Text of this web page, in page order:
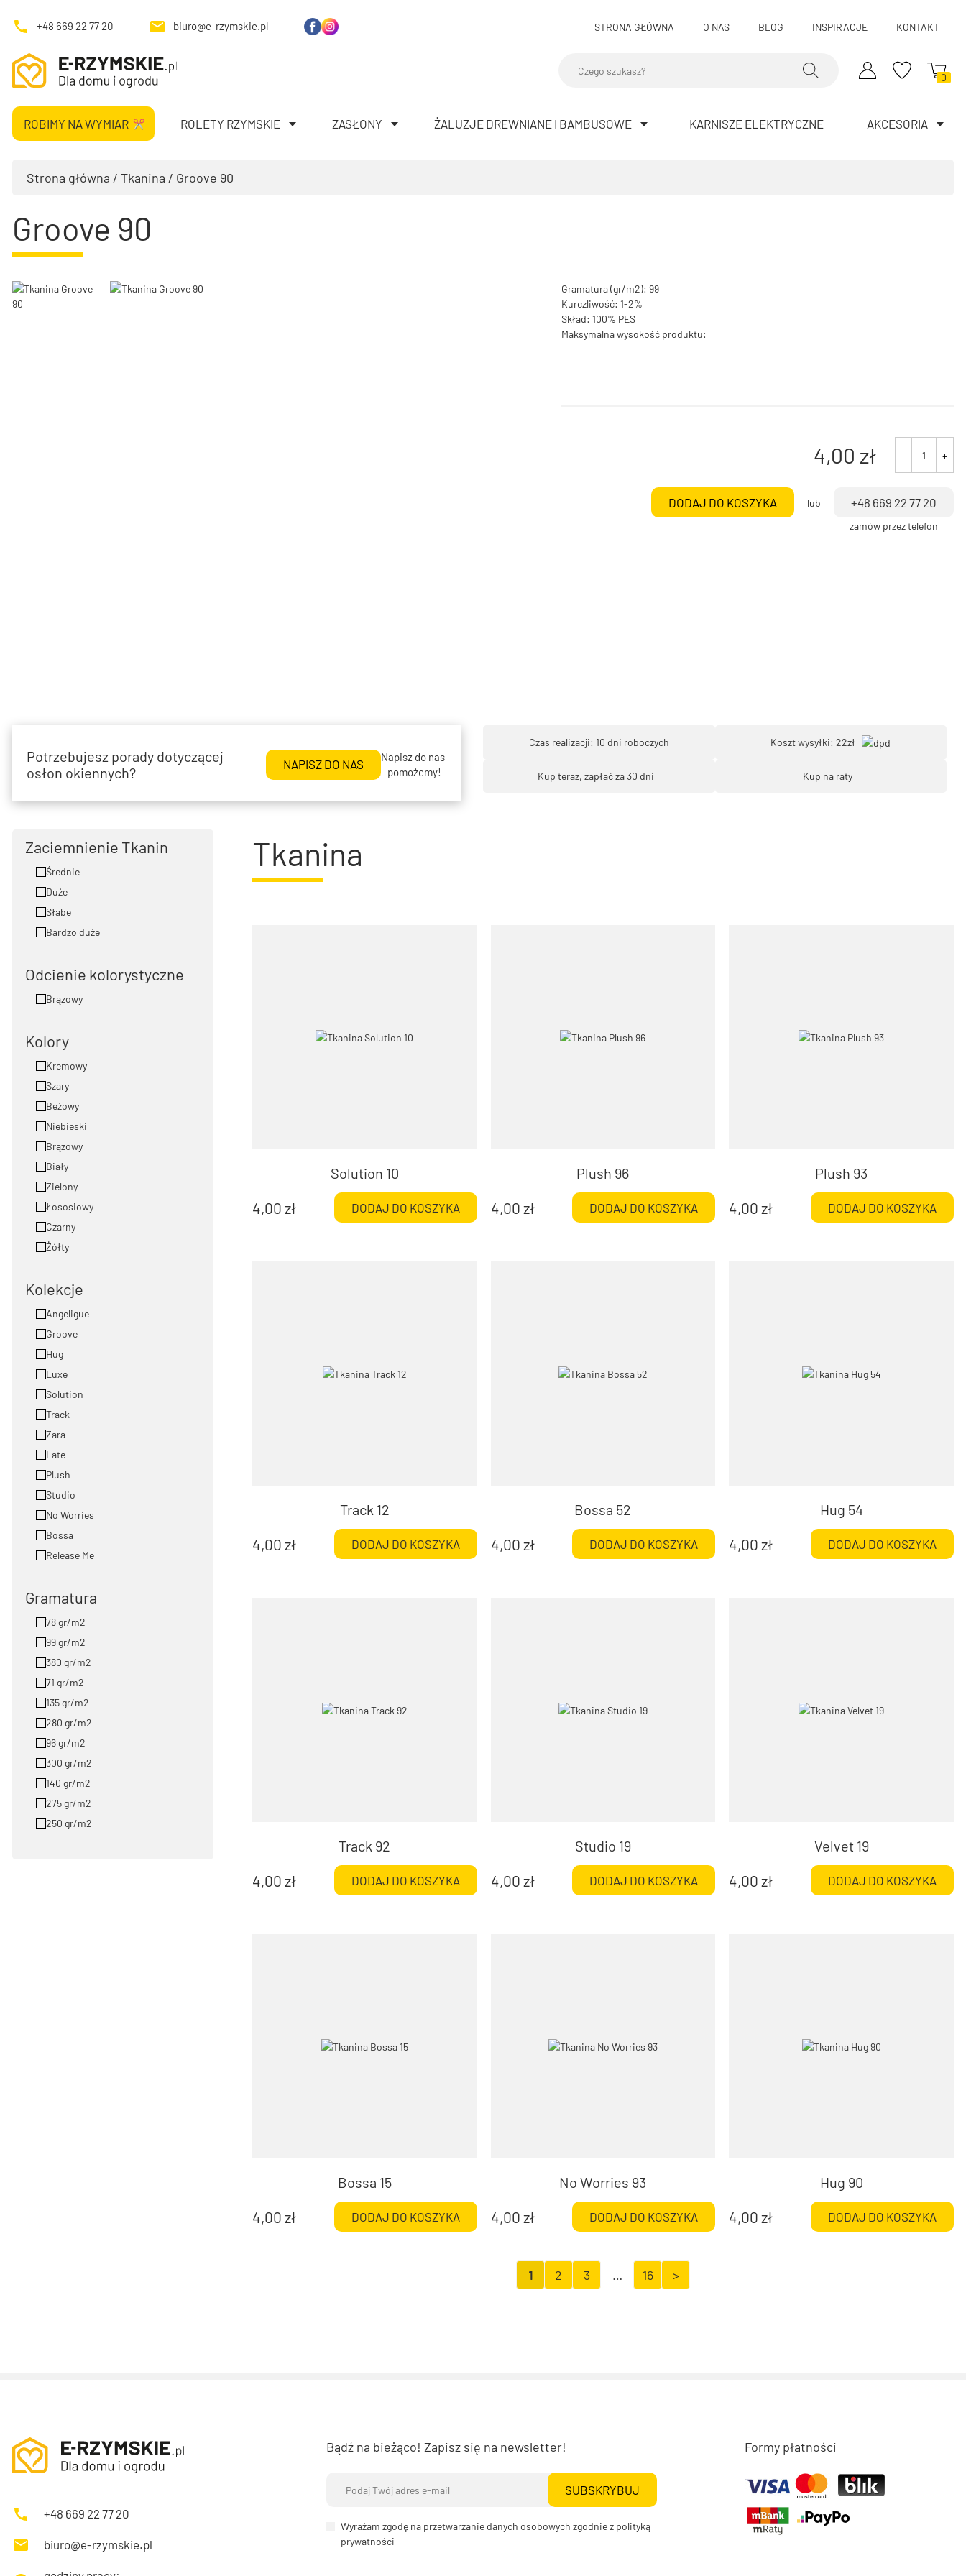
+48 669 22 77 20 biuro@e-rzymskie.pl STRONA GŁÓWNA O NAS BLOG INSPIRACJE KONTAKT
0
ROBIMY NA WYMIAR ROLETY RZYMSKIE ZASŁONY ŻALUZJE DREWNIANE I BAMBUSOWE KARNISZE ELEKTRYCZNE AKCESORIA
Strona główna / Tkanina / Groove 90
Groove 90
Gramatura (gr/m2): 99
Kurczliwość: 1-2%
Skład: 100% PES
Maksymalna wysokość produktu:
4,00 zł -
Groove
+
DODAJ DO KOSZYKA lub +48 669 22 77 20
Potrzebujesz porady dotyczącej
osłon okiennych?
NAPISZ DO NAS
Napisz do nas
- pomożemy!
biuro@e-rzymskie.pl
Napisz do nas - pomożemy!
Czas realizacji: 10 dni roboczych Koszt wysyłki: 22zł
Kup teraz, zapłać za 30 dni Kup na raty
Zaciemnienie Tkanin
Średnie
Duże
Słabe
Bardzo duże
Odcienie kolorystyczne
Brązowy
Kolory
Kremowy
Szary
Beżowy
Niebieski
Brązowy
Biały
Zielony
Łososiowy
Czarny
Żółty
Kolekcje
Angeligue
Groove
Hug
Luxe
Solution
Track
Zara
Late
Plush
Studio
No Worries
Bossa
Release Me
Gramatura
78 gr/m2
99 gr/m2
380 gr/m2
71 gr/m2
135 gr/m2
280 gr/m2
96 gr/m2
300 gr/m2
140 gr/m2
275 gr/m2
250 gr/m2
Tkanina
Solution 10
4,00 zł DODAJ DO KOSZYKA
Plush 96
4,00 zł DODAJ DO KOSZYKA
Plush 93
4,00zł DODAJ DO KOSZYKA
Track 12
4,00 zł DODAJ DO KOSZYKA
Bossa 52
4,00 zł DODAJ DO KOSZYKA
Hug 54
4,00zł DODAJ DO KOSZYKA
Track 92
4,00 zł DODAJ DO KOSZYKA
Studio 19
4,00 zł DODAJ DO KOSZYKA
Velvet 19
4,00zł DODAJ DO KOSZYKA
Bossa 15
4,00 zł DODAJ DO KOSZYKA
No Worries 93
4,00 zł DODAJ DO KOSZYKA
Hug 90
4,00zł DODAJ DO KOSZYKA
1 2 3 … 16 >
+48 669 22 77 20
biuro@e-rzymskie.pl
Bądź na bieżąco! Zapisz się na newsletter!
SUBSKRYBUJ
Wyrażam zgodę na przetwarzanie danych osobowych zgodnie z polityką
prywatności
Formy płatności